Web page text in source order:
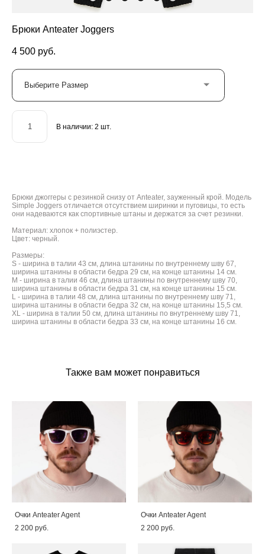
Брюки Anteater Joggers
4 500 pуб.
Выберите Размер
В наличии: 2 шт.
Брюки джоггеры с резинкой снизу от Anteater, зауженный крой. Модель
Simple Joggers отличается отсутствием ширинки и пуговицы, то есть
они надеваются как спортивные штаны и держатся за счет резинки.
Материал: хлопок + полиэстер.
Цвет: черный.
Размеры:
S - ширина в талии 43 см, длина штанины по внутреннему шву 67,
ширина штанины в области бедра 29 см, на конце штанины 14 см.
M - ширина в талии 46 см, длина штанины по внутреннему шву 70,
ширина штанины в области бедра 31 см, на конце штанины 15 см.
L - ширина в талии 48 см, длина штанины по внутреннему шву 71,
ширина штанины в области бедра 32 см, на конце штанины 15,5 см.
XL - ширина в талии 50 см, длина штанины по внутреннему шву 71,
ширина штанины в области бедра 33 см, на конце штанины 16 см.
Также вам может понравиться
Очки Anteater Agent
2 200 pуб.
Очки Anteater Agent
2 200 pуб.